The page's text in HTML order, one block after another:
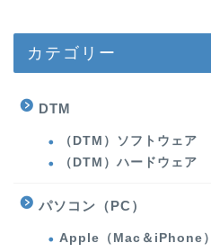
カテゴリー
DTM
（DTM）ソフトウェア
（DTM）ハードウェア
パソコン（PC）
Apple（Mac＆iPhone）